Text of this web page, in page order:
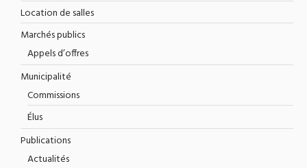
Location de salles
Marchés publics
Appels d’offres
Municipalité
Commissions
Élus
Publications
Actualités